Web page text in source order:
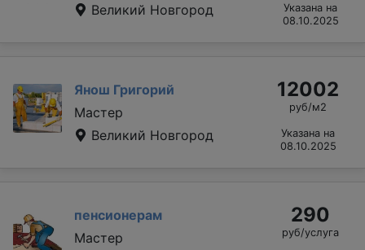
Великий Новгород
Указана на
08.10.2025
Янош Григорий
Мастер
Великий Новгород
12002
руб/м2
Указана на
08.10.2025
пенсионерам
Мастер
290
руб/услуга